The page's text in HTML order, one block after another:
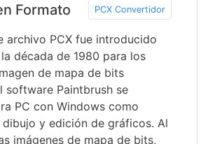
Formato PCX Convertidor
archivo PCX fue introducido
década de 1980 para los
de mapa de bits
software Paintbrush se
PC con Windows como
y edición de gráficos. Al
imágenes de mapa de bits,